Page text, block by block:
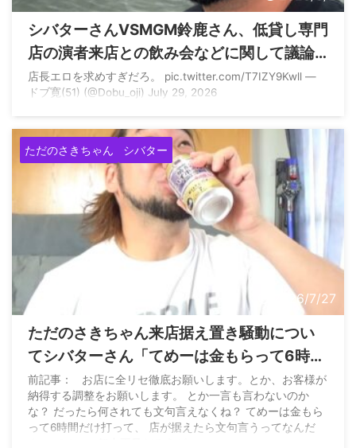
シバターさんVSMGM鈴鹿さん、低貸し専門
店の演者来店との飲み会などに関して議論
する
店長エロを求めすぎだろ。 pic.twitter.com/T7IZY9Kwll —
ドブ寛(51) (@Dobu_oji) July 29, 2026
ただのさきちゃん シバター
2026/7/27
ただのさきちゃん来店据え置き騒動につい
てシバターさん「てめーは金もらって6時間
だけ打って、店が据えたら文句言うってな
んだよ。てめーの努力不足だろうが」
前記事： お店に全リセ徹底お願いします。とか、お客様が
納得する調整をお願いします。 とか一言も言わないのか
な？ だったら何されても文句言えなくね？ てめーは金もら
って6時間だけ打って、 店が据えたら文句言うってなんだ